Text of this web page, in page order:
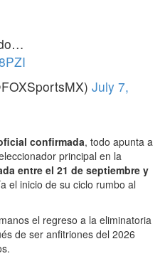
July 7,
confirmada, todo apunta a
principal en la
entre el 21 de septiembre y
el inicio de su ciclo rumbo al
el regreso a la eliminatoria
de ser anfitriones del 2026